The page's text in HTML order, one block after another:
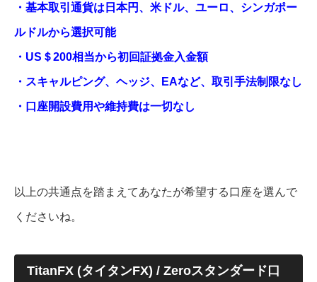
・基本取引通貨は日本円、米ドル、ユーロ、シンガポー
ルドルから選択可能
・US＄200相当から初回証拠金入金額
・スキャルピング、ヘッジ、EAなど、取引手法制限なし
・口座開設費用や維持費は一切なし
以上の共通点を踏まえてあなたが希望する口座を選んで
くださいね。
TitanFX (タイタンFX) / Zeroスタンダード口